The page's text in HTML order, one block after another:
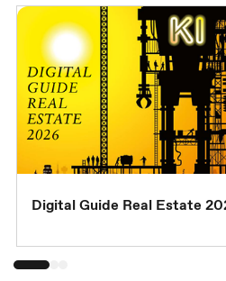
Digital Guide Real Estate